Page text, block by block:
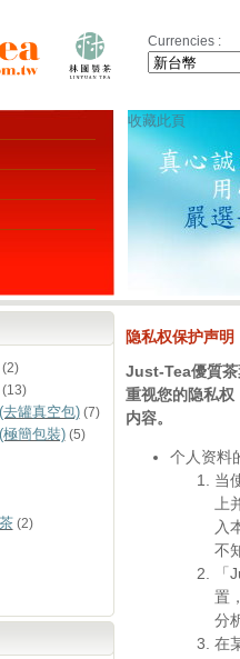
Currencies :
收藏此頁
(2)
罐真空包)(7)
簡包裝)(5)
(2)
隐私权保护声明
Just-Tea優質茶
重视您的隐私权
内容。
个人资料
当
入
不
置
分
在